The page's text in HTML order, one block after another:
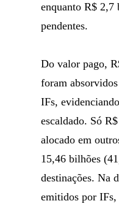
enquanto R$ 2,7
pendentes.
Do valor pago,
foram
IFs,
escaldado. Só
alocado em
15,46 bilhões
destinações. Na
emitidos por IFs,